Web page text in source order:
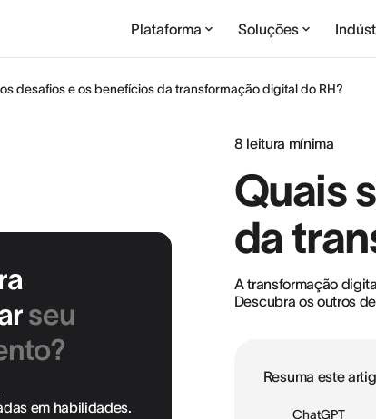
Plataforma Soluções
desafios e os benefícios da transformação digital do RH?
seu
em habilidades.
8 leitura mínima
Quais
da
A transformação
Descubra os outros
Resuma este
ChatGPT